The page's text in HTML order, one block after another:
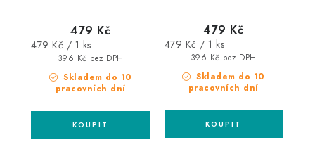
Skladem do 10
pracovních dní
396 Kč bez DPH
479 Kč
Měrná
479 Kč / 1 ks
Skladem do 10
pracovních dní
396 Kč bez DPH
479 Kč
Měrná
479 Kč / 1 ks